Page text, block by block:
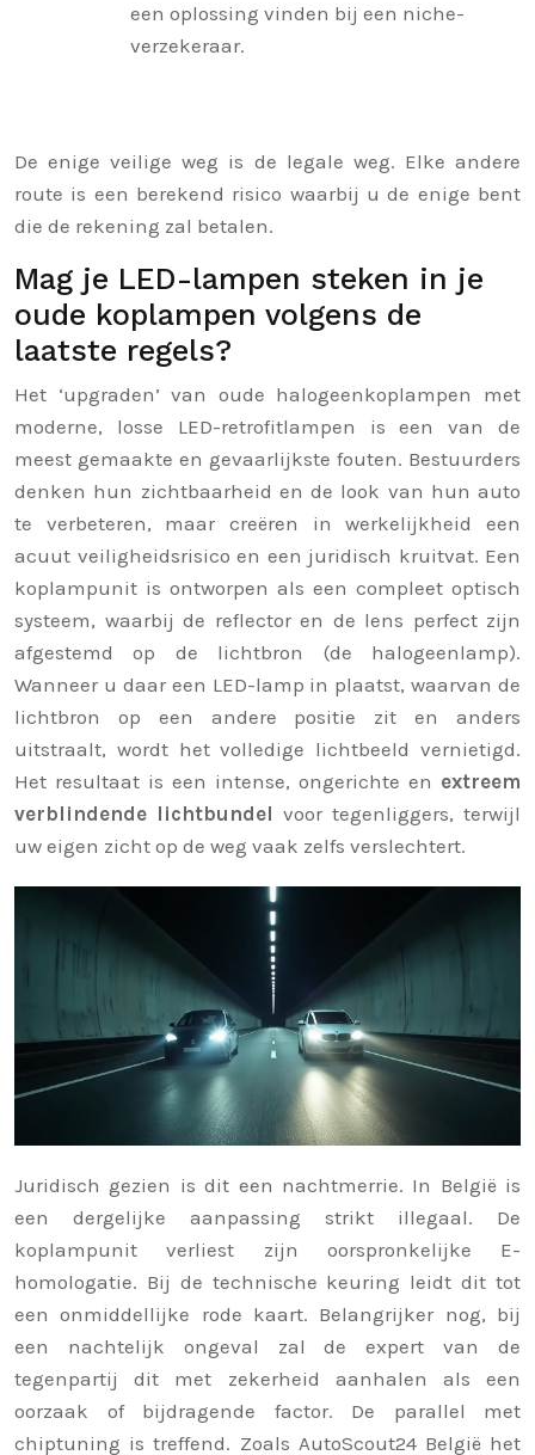
een oplossing vinden bij een niche-
verzekeraar.
De enige veilige weg is de legale weg. Elke andere
route is een berekend risico waarbij u de enige bent
die de rekening zal betalen.
Mag je LED-lampen steken in je
oude koplampen volgens de
laatste regels?
Het ‘upgraden’ van oude halogeenkoplampen met
moderne, losse LED-retrofitlampen is een van de
meest gemaakte en gevaarlijkste fouten. Bestuurders
denken hun zichtbaarheid en de look van hun auto
te verbeteren, maar creëren in werkelijkheid een
acuut veiligheidsrisico en een juridisch kruitvat. Een
koplampunit is ontworpen als een compleet optisch
systeem, waarbij de reflector en de lens perfect zijn
afgestemd op de lichtbron (de halogeenlamp).
Wanneer u daar een LED-lamp in plaatst, waarvan de
lichtbron op een andere positie zit en anders
uitstraalt, wordt het volledige lichtbeeld vernietigd.
Het resultaat is een intense, ongerichte en extreem
verblindende lichtbundel voor tegenliggers, terwijl
uw eigen zicht op de weg vaak zelfs verslechtert.
Juridisch gezien is dit een nachtmerrie. In België is
een dergelijke aanpassing strikt illegaal. De
koplampunit verliest zijn oorspronkelijke E-
homologatie. Bij de technische keuring leidt dit tot
een onmiddellijke rode kaart. Belangrijker nog, bij
een nachtelijk ongeval zal de expert van de
tegenpartij dit met zekerheid aanhalen als een
oorzaak of bijdragende factor. De parallel met
chiptuning is treffend. Zoals AutoScout24 België het